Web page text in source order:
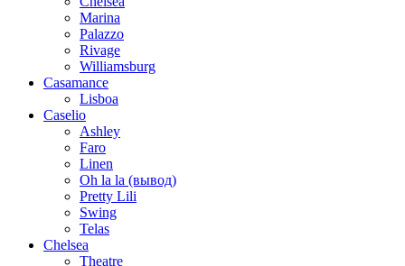
Marina
Palazzo
Rivage
Williamsburg
Casamance
Lisboa
Caselio
Ashley
Faro
Linen
Oh la la (вывод)
Pretty Lili
Swing
Telas
Chelsea
Theatre